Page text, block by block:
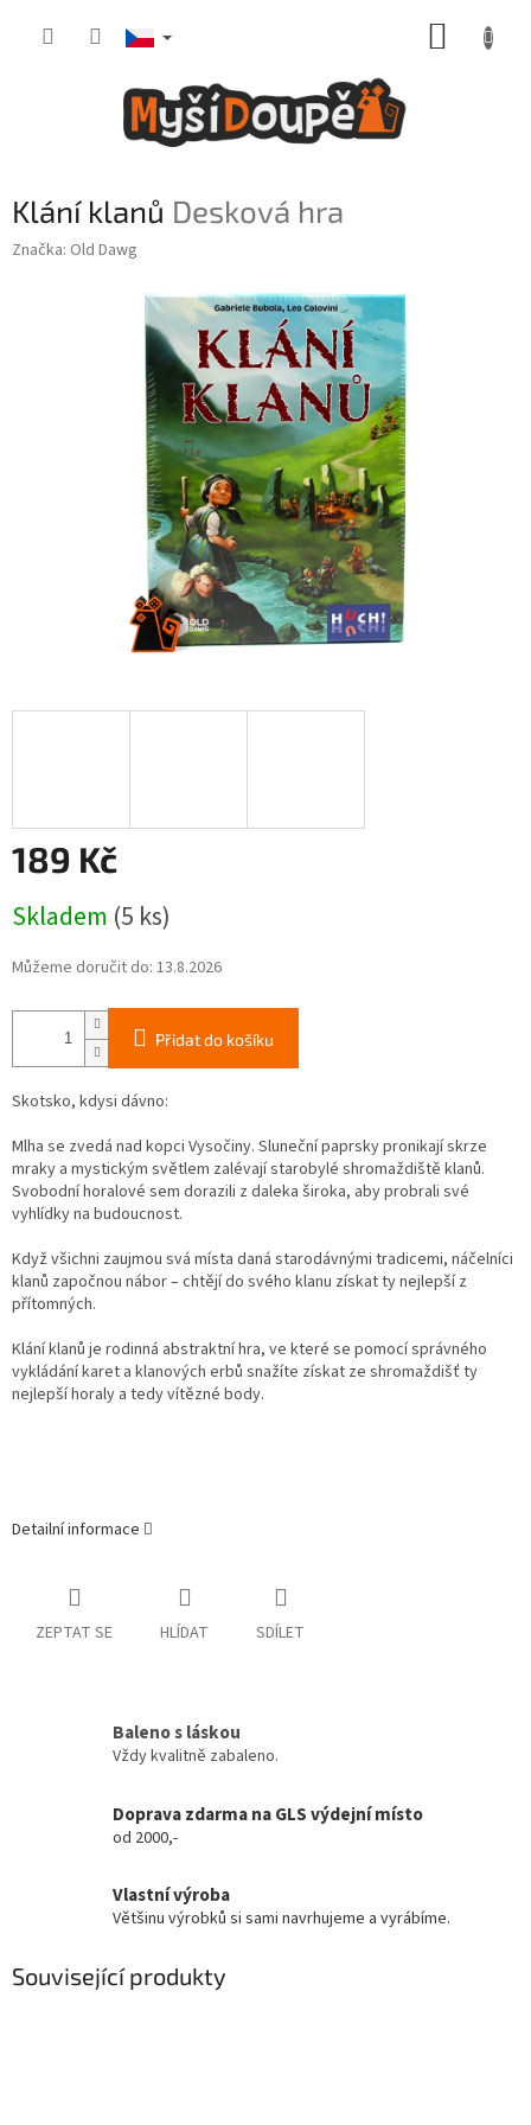
Klání klanů Desková hra
Značka: Old Dawg
189 Kč
cena:
Skladem (5 ks)
Můžeme doručit do: 13.8.2026
Přidat do košíku
Skotsko, kdysi dávno:
Mlha se zvedá nad kopci Vysočiny. Sluneční paprsky pronikají skrze
mraky a mystickým světlem zalévají starobylé shromaždiště klanů.
Svobodní horalové sem dorazili z daleka široka, aby probrali své
vyhlídky na budoucnost.
Když všichni zaujmou svá místa daná starodávnými tradicemi, náčelníci
klanů započnou nábor – chtějí do svého klanu získat ty nejlepší z
přítomných.
Klání klanů je rodinná abstraktní hra, ve které se pomocí správného
vykládání karet a klanových erbů snažíte získat ze shromaždišť ty
nejlepší horaly a tedy vítězné body.
Detailní informace
ZEPTAT SE HLÍDAT SDÍLET
Baleno s láskou
Vždy kvalitně zabaleno.
Doprava zdarma na GLS výdejní místo
od 2000,-
Vlastní výroba
Většinu výrobků si sami navrhujeme a vyrábíme.
Související produkty